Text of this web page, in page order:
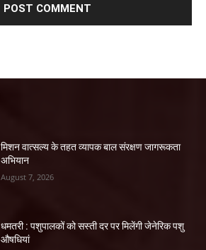
मिशन वात्सल्य के तहत व्यापक बाल संरक्षण जागरूकता
अभियान
August 7, 2026
धमतरी : पशुपालकों को सस्ती दर पर मिलेंगी जेनेरिक पशु
औषधियां